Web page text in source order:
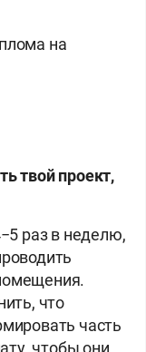
на
твой проект,
раз в неделю,
что
часть
чтобы они